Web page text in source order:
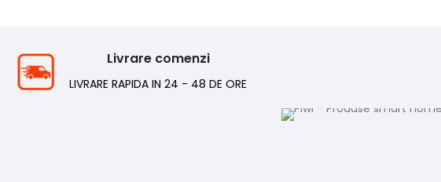
Livrare comenzi
LIVRARE RAPIDA IN 24 - 48 DE ORE